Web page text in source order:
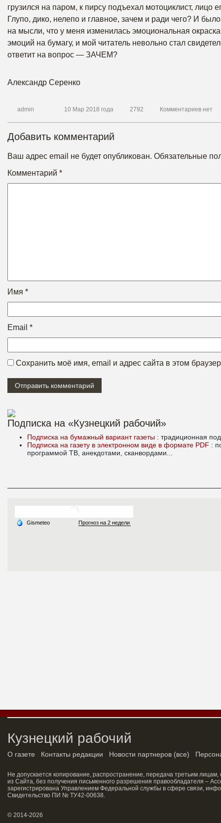
грузился на паром, к пирсу подъехал мотоциклист,
Глупо, дико, нелепо и главное, зачем и ради чего? И
на мысли, что у меня изменилась эмоциональная
эмоций на бумагу, и мой читатель невольно стал
ответит на вопрос — ЗАЧЕМ?
Александр Серенко
admin 10 Мар 2018 года 2792 Комментариев нет
Добавить комментарий
Ваш адрес email не будет опубликован. Обязательные
Комментарий *
Имя *
Email *
Сохранить моё имя, email и адрес сайта в этом
Подписка на «Кузнецкий рабочий»
Подписка на бумажный вариант газеты : традиционная
Подписка на газету в электронном виде в формате PDF :
программой ТВ, анекдотами, сканвордами...
Кузнецкий рабочий
О газете Контакты редакции Новости партнеров (все)
Не допускается копирование, распространение, передача третьим
из Сайта, без получения письменного разрешения правообладателя –
зарегистрирована Управлением Федеральной службы в сфере связи,
Свидетельство ПИ № ТУ42-00638.
© 2014-2026